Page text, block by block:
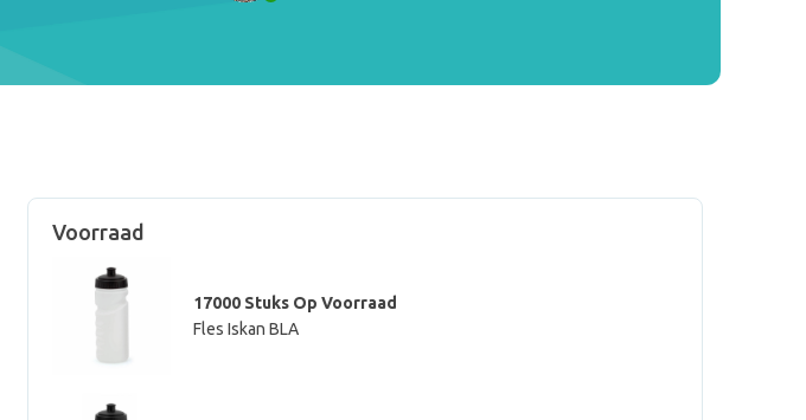
Voorraad
17000 Stuks Op Voorraad
Fles Iskan BLA